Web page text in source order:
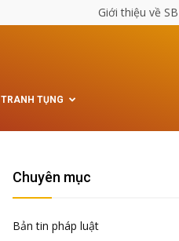
Giới thiệu về
TRANH TỤNG
Chuyên mục
Bản tin pháp luật